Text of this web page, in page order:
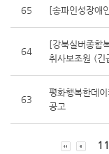
65 [송파인성장애
64
[강북실버종합
취사보조원 (긴
63
평화행복한데
공고
11